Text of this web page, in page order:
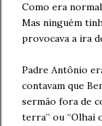
Como era
Mas ninguém
provocava a ira
Padre Antônio
contavam que
sermão fora de
terra” ou “Olhai